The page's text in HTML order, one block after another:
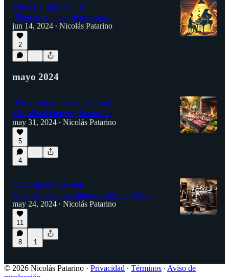
Pipas pal pájaro... 🎶
[Pi pa pa para po, pi para po... ]
jun 14, 2024 • Nicolás Patarino
2
mayo 2024
¡Un aplauso para el asador!
Más allá del fuego y la parrilla.
may 31, 2024 • Nicolás Patarino
5
4
01. Empezamos mal.
Nico, Kodak y las oportunidades perdidas.
may 24, 2024 • Nicolás Patarino
11
8 1
© 2026 Nicolás Patarino · Privacidad ∙ Términos ∙ Aviso de